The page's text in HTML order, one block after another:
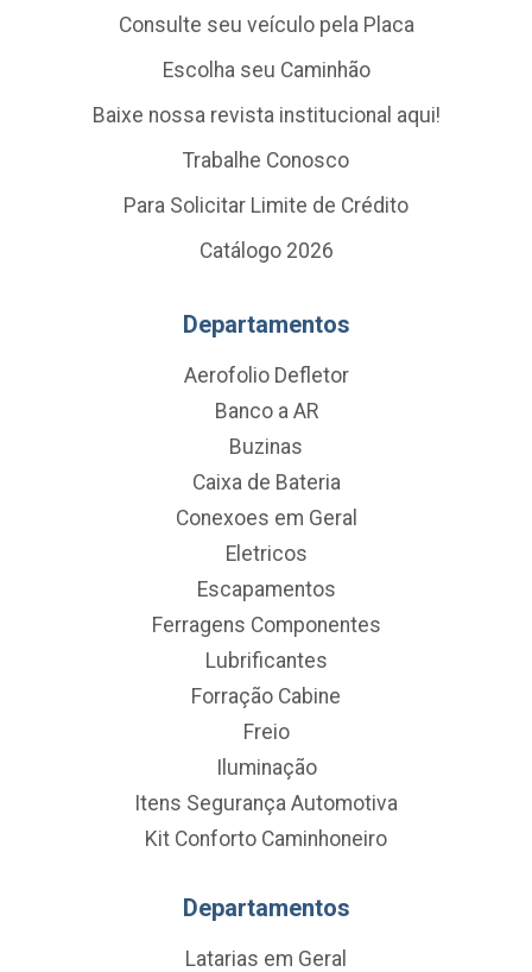
Consulte seu veículo pela Placa
Escolha seu Caminhão
Baixe nossa revista institucional aqui!
Trabalhe Conosco
Para Solicitar Limite de Crédito
Catálogo 2026
Departamentos
Aerofolio Defletor
Banco a AR
Buzinas
Caixa de Bateria
Conexoes em Geral
Eletricos
Escapamentos
Ferragens Componentes
Lubrificantes
Forração Cabine
Freio
Iluminação
Itens Segurança Automotiva
Kit Conforto Caminhoneiro
Departamentos
Latarias em Geral